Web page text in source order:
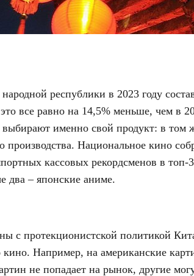
республики в 2023 году
все равно на 14,5% меньше, чем в
именно свой продукт: в том
производства. Национальное кино
кассовых рекордсменов в
два – японские аниме.
с протекционистской политикой
Например, на американские
не попадает на рынок, другие